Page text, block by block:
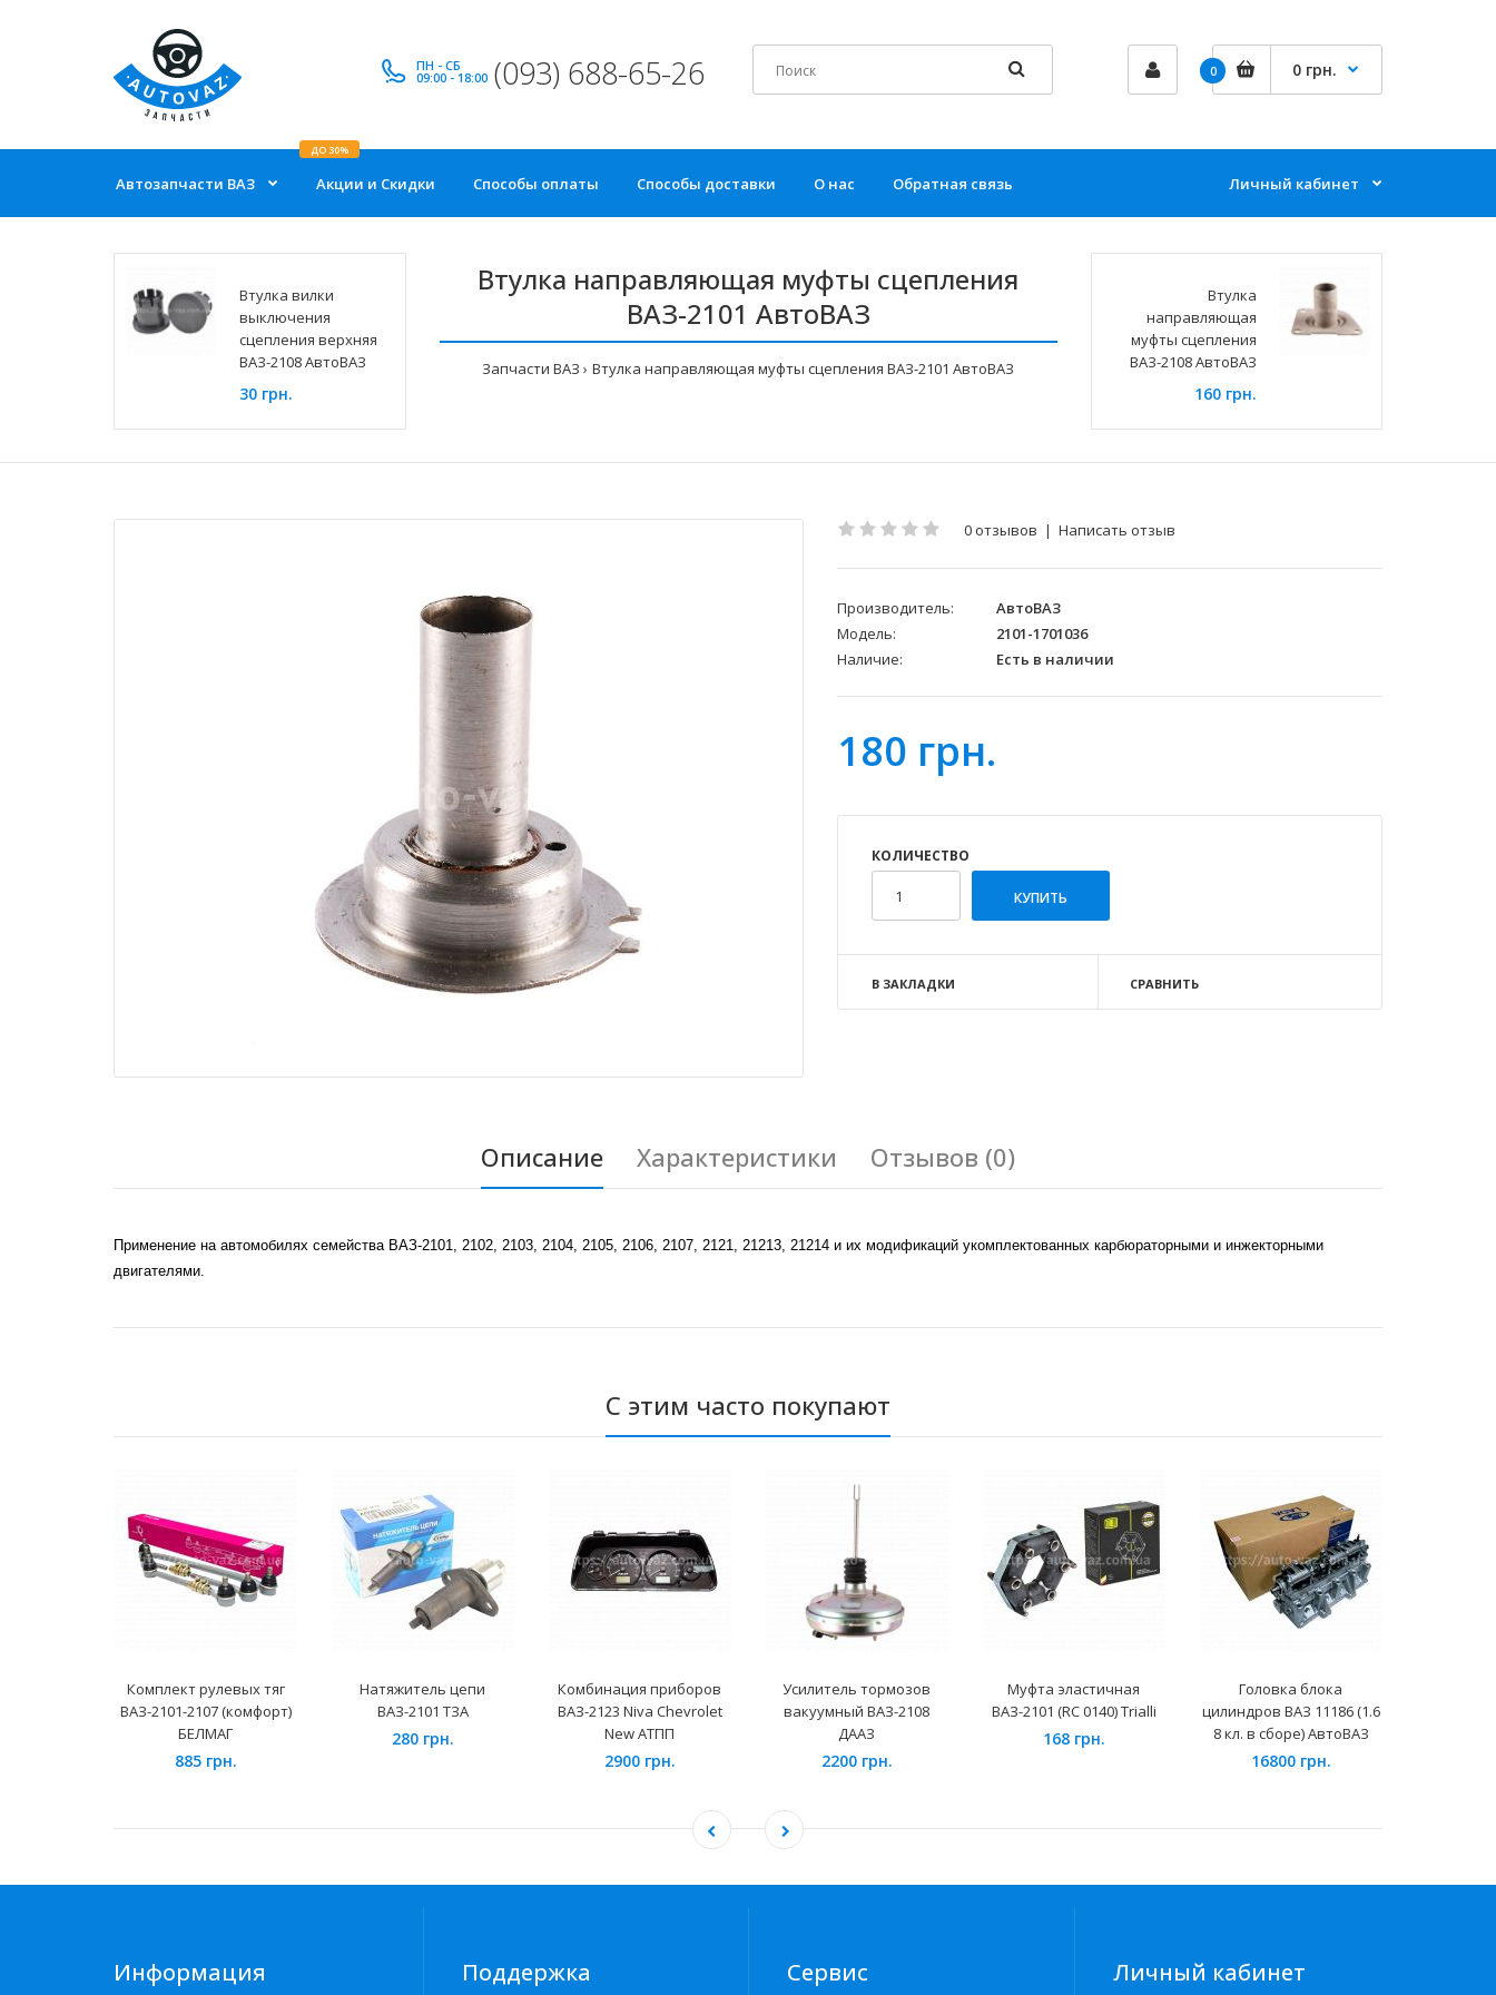
ПН - СБ
09:00 - 18:00 (093) 688-65-26 0 0 грн.
Автозапчасти ВАЗ Акции и Скидки
ДО 30%
Способы оплаты Способы доставки О нас Обратная связь Личный кабинет
Втулка вилки
выключения
сцепления верхняя
ВАЗ-2108 АвтоВАЗ
30 грн.
Втулка направляющая муфты сцепления
ВАЗ-2101 АвтоВАЗ
Запчасти ВАЗ Втулка направляющая муфты сцепления ВАЗ-2101 АвтоВАЗ
Втулка
направляющая
муфты сцепления
ВАЗ-2108 АвтоВАЗ
160 грн.
0 отзывов | Написать отзыв
Производитель:
АвтоВАЗ
Модель:
2101-1701036
Наличие:
Есть в наличии
180 грн.
КОЛИЧЕСТВО
В ЗАКЛАДКИ СРАВНИТЬ
Описание Характеристики Отзывов (0)
Применение на автомобилях семейства ВАЗ-2101, 2102, 2103, 2104, 2105, 2106, 2107, 2121, 21213, 21214 и их модификаций укомплектованных карбюраторными и инжекторными
двигателями.
С этим часто покупают
Комплект рулевых тяг
ВАЗ-2101-2107 (комфорт)
БЕЛМАГ
885 грн.
Натяжитель цепи
ВАЗ-2101 ТЗА
280 грн.
Комбинация приборов
ВАЗ-2123 Niva Chevrolet
New АТПП
2900 грн.
Усилитель тормозов
вакуумный ВАЗ-2108
ДААЗ
2200 грн.
Муфта эластичная
ВАЗ-2101 (RC 0140) Trialli
168 грн.
Головка блока
цилиндров ВАЗ 11186 (1.6
8 кл. в сборе) АвтоВАЗ
16800 грн.
Информация Поддержка Сервис Личный кабинет